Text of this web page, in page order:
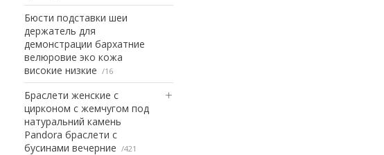
Бюсти подставки шеи
держатель для
демонстрации бархатние
велюровие эко кожа
високие низкие
16
Браслети женские с
цирконом с жемчугом под
натуральний камень
Pandora браслети с
бусинами вечерние
421